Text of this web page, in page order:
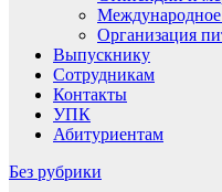
Международное
Организация
Выпускнику
Сотрудникам
Контакты
УПК
Абитуриентам
Без рубрики